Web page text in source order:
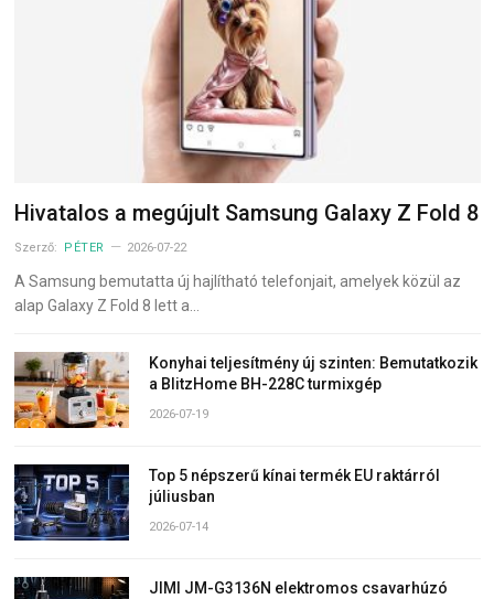
Hivatalos a megújult Samsung Galaxy Z Fold 8
Szerző: PÉTER 2026-07-22
A Samsung bemutatta új hajlítható telefonjait, amelyek közül az
alap Galaxy Z Fold 8 lett a…
Konyhai teljesítmény új szinten: Bemutatkozik
a BlitzHome BH-228C turmixgép
2026-07-19
Top 5 népszerű kínai termék EU raktárról
júliusban
2026-07-14
JIMI JM-G3136N elektromos csavarhúzó